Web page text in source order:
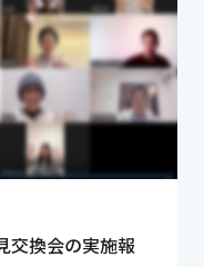
換会の実施報